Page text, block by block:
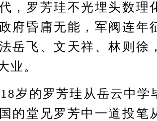
罗芳珪不光埋头数理
府昏庸无能，军阀连年
岳飞、文天祥、林则徐
业。
的罗芳珪从岳云中学
的堂兄罗芳中一道投笔